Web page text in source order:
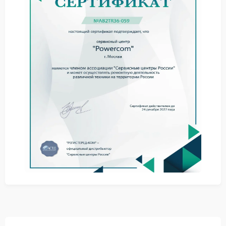
остается пустым.
Советы по первичной
диагностике
Прежде чем планировать ремонт Powercom,
попробуйте выполнить несколько шагов —
возможно, удастся устранить проблему без
вмешательства специалистов:
убедитесь, что батареи установлены правильно и
надежно закреплены;
проверьте уровень заряда батарей — возможно,
отключите все нагрузки, перезапустите ИБП и
протестируйте переключение в автономном
режиме;
ознакомьтесь с инструкцией: убедитесь, что